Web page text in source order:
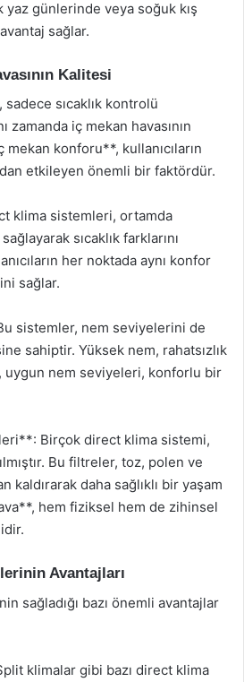
yaz günlerinde veya soğuk kış
sağlar.
Kalitesi
sıcaklık kontrolü
zamanda iç mekan havasının
konforu**, kullanıcıların
etkileyen önemli bir faktördür.
klima sistemleri, ortamda
sıcaklık farklarını
her noktada aynı konfor
sağlar.
sistemler, nem seviyelerini de
sahiptir. Yüksek nem, rahatsızlık
uygun nem seviyeleri, konforlu bir
Birçok direct klima sistemi,
Bu filtreler, toz, polen ve
daha sağlıklı bir yaşam
hem fiziksel hem de zihinsel
Avantajları
sağladığı bazı önemli avantajlar
klimalar gibi bazı direct klima